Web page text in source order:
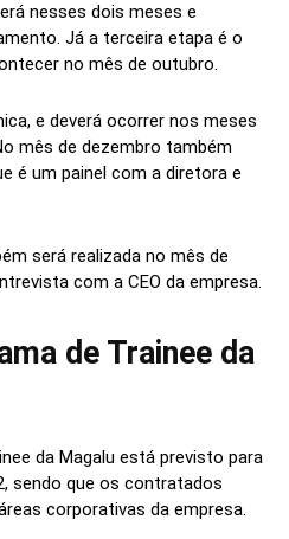
nesses dois meses e
Já a terceira etapa é o
no mês de outubro.
e deverá ocorrer nos meses
mês de dezembro também
é um painel com a diretora e
será realizada no mês de
com a CEO da empresa.
de Trainee da
da Magalu está previsto para
sendo que os contratados
corporativas da empresa.